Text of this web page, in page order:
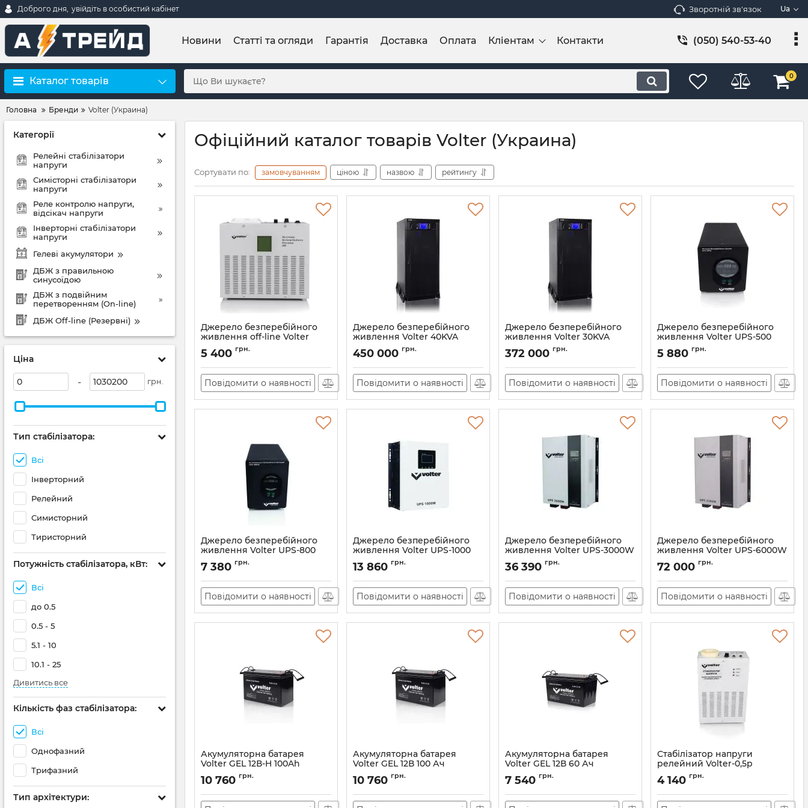
Доброго дня, увійдіть в особистий кабінет Зворотній зв'язок Ua
Новини Статті та огляди Гарантія Доставка Оплата Кліентам Контакти (050) 540-53-40
Каталог товарів 0
Головна Бренди Volter (Украина)
Категорії
Релейні стабілізатори
напруги
Симісторні стабілізатори
напруги
Реле контролю напруги,
відсікач напруги
Інверторні стабілізатори
напруги
Гелеві акумулятори
ДБЖ з правильною
синусоїдою
ДБЖ з подвійним
перетворенням (On-line)
ДБЖ Off-line (Резервні)
Ціна
- грн.
Тип стабілізатора:
Всі
Інверторний
Релейний
Симисторний
Тиристорний
Потужність стабілізатора, кВт:
Всі
до 0.5
0.5 - 5
5.1 - 10
10.1 - 25
Дивитись все
Кількість фаз стабілізатора:
Всі
Однофазний
Трифазний
Тип архітектури:
Офіційний каталог товарів Volter (Украина)
Сортувати по: замовчуванням ціною назвою рейтингу
Джерело безперебійного
живлення off-line Volter
ДБЖ-300
Артикул:
5 400 грн.
Повідомити о наявності
Джерело безперебійного
живлення Volter 40KVA
Артикул: 11604
450 000 грн.
Повідомити о наявності
Джерело безперебійного
живлення Volter 30KVA
Артикул: 11603
372 000 грн.
Повідомити о наявності
Джерело безперебійного
живлення Volter UPS-500
Артикул: АН010485
5 880 грн.
Повідомити о наявності
Джерело безперебійного
живлення Volter UPS-800
Артикул: АН010484
7 380 грн.
Повідомити о наявності
Джерело безперебійного
живлення Volter UPS-1000
Артикул: АН010483
13 860 грн.
Повідомити о наявності
Джерело безперебійного
живлення Volter UPS-3000W
Артикул: 11605
36 390 грн.
Повідомити о наявності
Джерело безперебійного
живлення Volter UPS-6000W
Артикул: 11606
72 000 грн.
Повідомити о наявності
Акумуляторна батарея
Volter GEL 12В-H 100Ah
(посилена)
Артикул: АН010477
10 760 грн.
Акумуляторна батарея
Volter GEL 12В 100 Ач
Артикул: АН010476
10 760 грн.
Акумуляторна батарея
Volter GEL 12В 60 Ач
Артикул: АН010475
7 540 грн.
Стабілізатор напруги
релейний Volter-0,5р
Артикул: АН010460
4 140 грн.